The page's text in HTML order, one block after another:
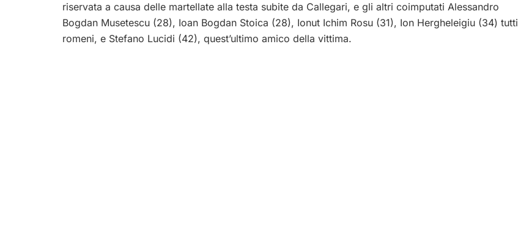
riservata a causa delle martellate alla testa subite da Callegari, e gli altri coimputati Alessandro
Bogdan Musetescu (28), Ioan Bogdan Stoica (28), Ionut Ichim Rosu (31), Ion Hergheleigiu (34) tutti
romeni, e Stefano Lucidi (42), quest’ultimo amico della vittima.